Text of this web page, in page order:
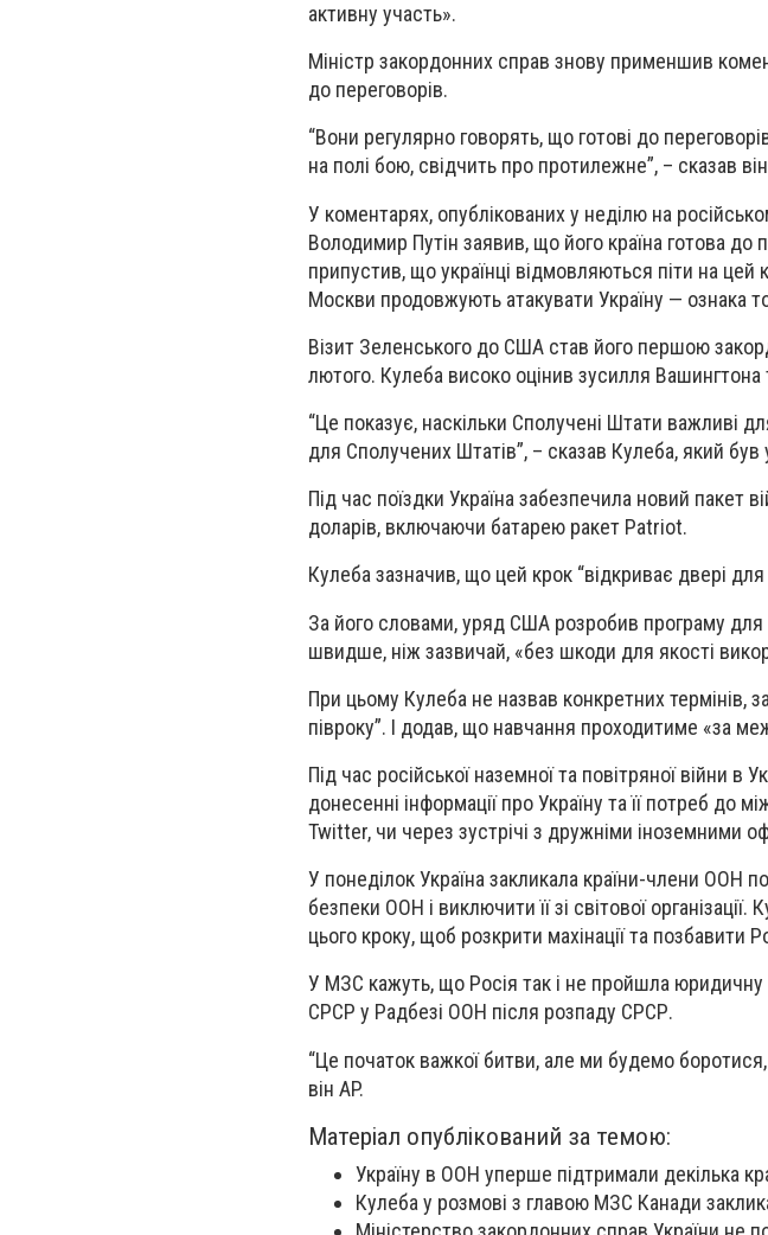
активну участь».
Міністр закордонних справ знову применшив
до переговорів.
“Вони регулярно говорять, що готові до
на полі бою, свідчить про протилежне”, – сказав
У коментарях, опублікованих у неділю на
Володимир Путін заявив, що його країна готова до
припустив, що українці відмовляються піти на
Москви продовжують атакувати Україну — ознака
Візит Зеленського до США став його першою
лютого. Кулеба високо оцінив зусилля Вашингтона
“Це показує, наскільки Сполучені Штати важливі
для Сполучених Штатів”, – сказав Кулеба, який був
Під час поїздки Україна забезпечила новий пакет
доларів, включаючи батарею ракет Patriot.
Кулеба зазначив, що цей крок “відкриває двері
За його словами, уряд США розробив програму для
швидше, ніж зазвичай, «без шкоди для якості
При цьому Кулеба не назвав конкретних
півроку”. І додав, що навчання проходитиме «за
Під час російської наземної та повітряної війни в
донесенні інформації про Україну та її потреб до
Twitter, чи через зустрічі з дружніми іноземними
У понеділок Україна закликала країни-члени ООН
безпеки ООН і виключити її зі світової
цього кроку, щоб розкрити махінації та позбавити
У МЗС кажуть, що Росія так і не пройшла юридичну
СРСР у Радбезі ООН після розпаду СРСР.
“Це початок важкої битви, але ми будемо
він AP.
Матеріал опублікований за темою:
Україну в ООН уперше підтримали декілька
Кулеба у розмові з главою МЗС Канади